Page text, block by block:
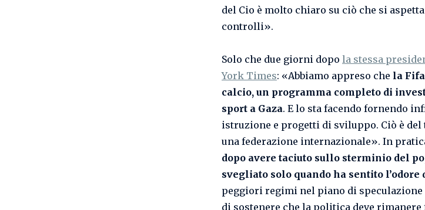
del Cio è molto chiaro su ciò che si
controlli».
Solo che due giorni dopo la stessa
York Times: «Abbiamo appreso che la
calcio, un programma completo di
sport a Gaza. E lo sta facendo fornendo
istruzione e progetti di sviluppo. Ciò è
una federazione internazionale». In
dopo avere taciuto sullo sterminio del
svegliato solo quando ha sentito l’odore
peggiori regimi nel piano di
di sostenere che la politica deve